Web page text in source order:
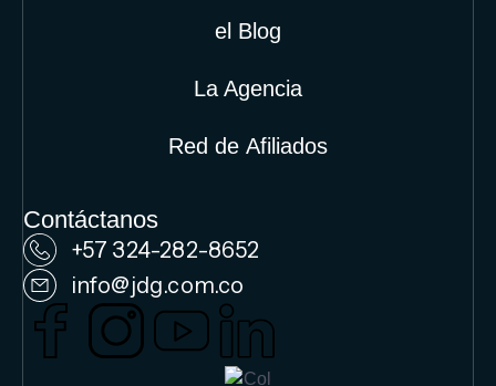
el Blog
La Agencia
Red de Afiliados
Contáctanos
+57 324-282-8652
info@jdg.com.co